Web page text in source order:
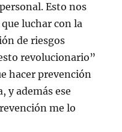
Esto nos
luchar con la
de riesgos
revolucionario”
hacer prevención
y además ese
me lo